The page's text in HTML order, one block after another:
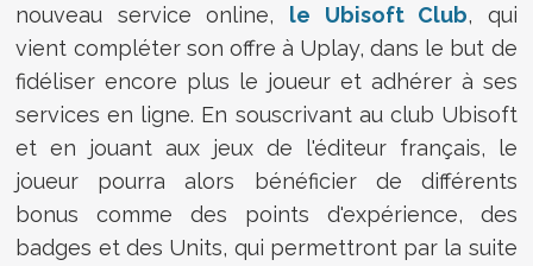
nouveau service online, le Ubisoft Club, qui
vient compléter son offre à Uplay, dans le but de
fidéliser encore plus le joueur et adhérer à ses
services en ligne. En souscrivant au club Ubisoft
et en jouant aux jeux de l'éditeur français, le
joueur pourra alors bénéficier de différents
bonus comme des points d'expérience, des
badges et des Units, qui permettront par la suite